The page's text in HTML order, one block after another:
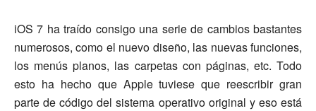
iOS 7 ha traído consigo una serie de cambios bastantes
numerosos, como el nuevo diseño, las nuevas funciones,
los menús planos, las carpetas con páginas, etc. Todo
esto ha hecho que Apple tuviese que reescribir gran
parte de código del sistema operativo original y eso está